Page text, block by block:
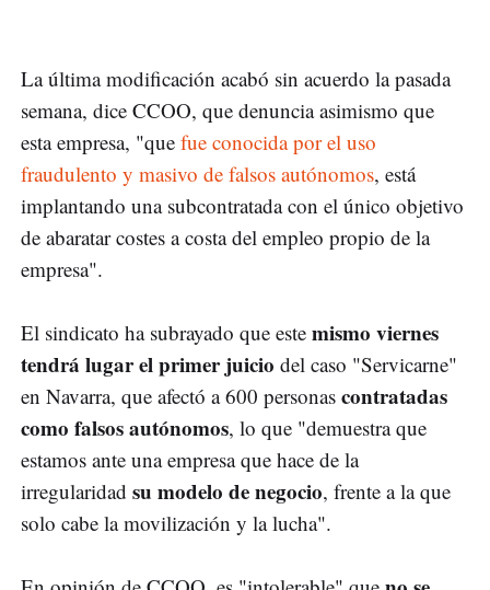
La última modificación acabó sin acuerdo la pasada
semana, dice CCOO, que denuncia asimismo que
esta empresa, "que fue conocida por el uso
fraudulento y masivo de falsos autónomos, está
implantando una subcontratada con el único objetivo
de abaratar costes a costa del empleo propio de la
empresa".
El sindicato ha subrayado que este mismo viernes
tendrá lugar el primer juicio del caso "Servicarne"
en Navarra, que afectó a 600 personas contratadas
como falsos autónomos, lo que "demuestra que
estamos ante una empresa que hace de la
irregularidad su modelo de negocio, frente a la que
solo cabe la movilización y la lucha".